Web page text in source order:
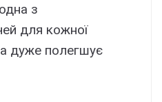
з
для кожної
дуже полегшує